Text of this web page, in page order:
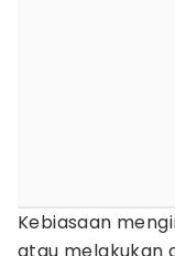
Kebiasaan